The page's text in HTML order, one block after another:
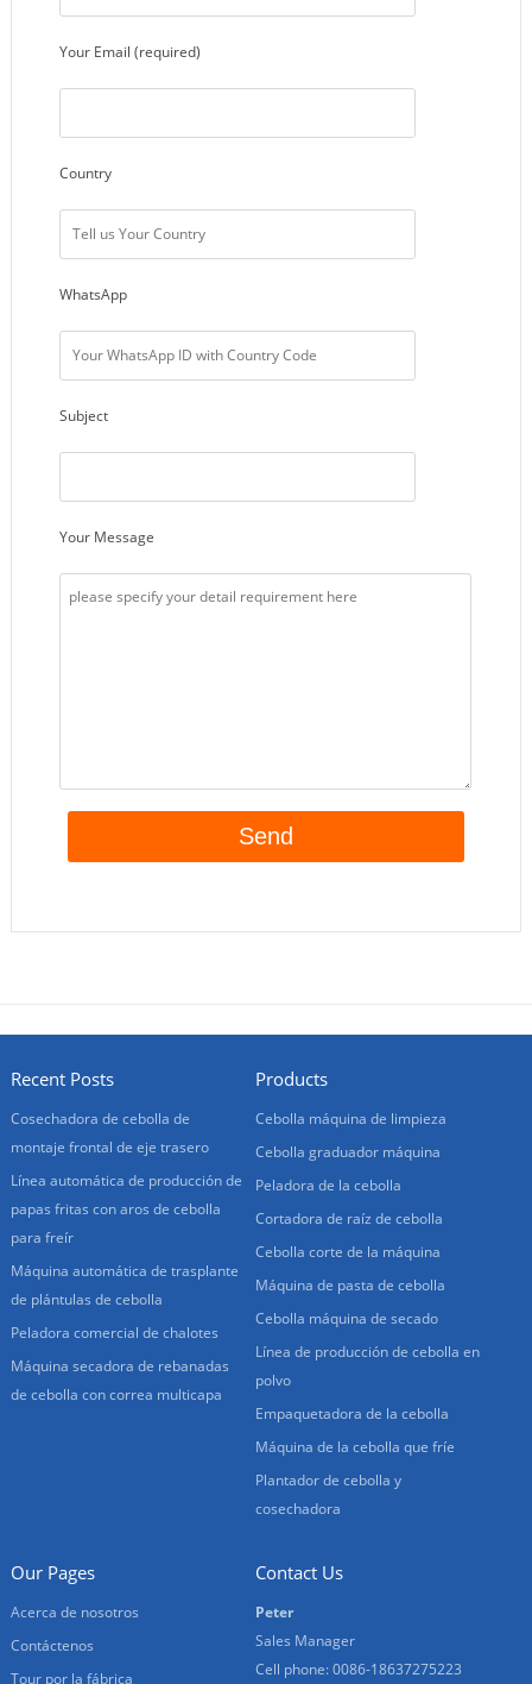
Your Email (required)
Country
WhatsApp
Subject
Your Message
Recent Posts
Cosechadora de cebolla de
montaje frontal de eje trasero
Línea automática de producción de
papas fritas con aros de cebolla
para freír
Máquina automática de trasplante
de plántulas de cebolla
Peladora comercial de chalotes
Máquina secadora de rebanadas
de cebolla con correa multicapa
Products
Cebolla máquina de limpieza
Cebolla graduador máquina
Peladora de la cebolla
Cortadora de raíz de cebolla
Cebolla corte de la máquina
Máquina de pasta de cebolla
Cebolla máquina de secado
Línea de producción de cebolla en
polvo
Empaquetadora de la cebolla
Máquina de la cebolla que fríe
Plantador de cebolla y
cosechadora
Our Pages
Acerca de nosotros
Contáctenos
Tour por la fábrica
Contact Us
Peter
Sales Manager
Cell phone: 0086-18637275223